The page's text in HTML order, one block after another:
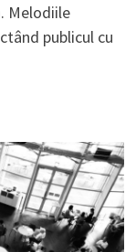
Melodiile
publicul cu